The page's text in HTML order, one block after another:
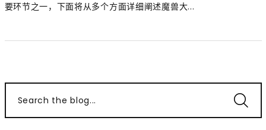
要环节之一，下面将从多个方面详细阐述魔兽大...
Search the blog...